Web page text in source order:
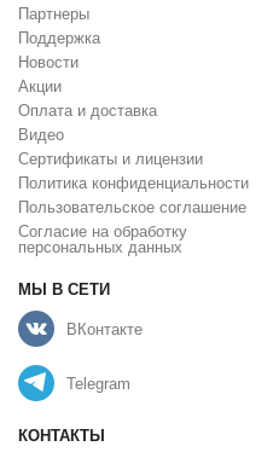
Партнеры
Поддержка
Новости
Акции
Оплата и доставка
Видео
Сертификаты и лицензии
Политика конфиденциальности
Пользовательское соглашение
Cогласие на обработку
персональных данных
МЫ В СЕТИ
ВКонтакте
Telegram
КОНТАКТЫ